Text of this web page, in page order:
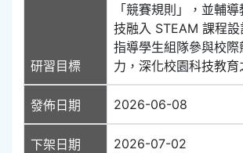
研習目標
「競賽規則」，並輔
技融入 STEAM 課程
指導學生組隊參與校際
力，深化校園科技教育
發佈日期 2026-06-08
下架日期 2026-07-02